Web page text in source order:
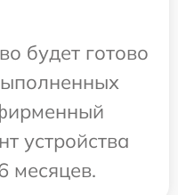
будет готово
устройства
месяцев.